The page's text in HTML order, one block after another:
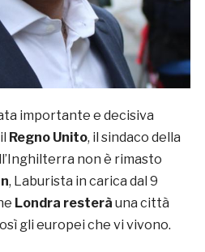
importante e decisiva
Regno Unito, il sindaco della
non è rimasto
, Laburista in carica dal 9
Londra resterà una città
gli europei che vi vivono.